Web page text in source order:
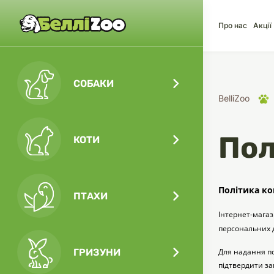
СОБАКИ
Корм
КОТИ
Корм
ПТАХИ
Корм
ГРИЗУНИ
CO2
Про нас Акції
BelliZoo
Політика
Інтернет-
персональних
Для надання
підтвердити